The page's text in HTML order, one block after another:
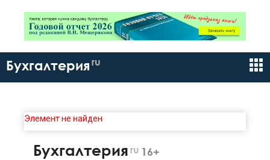
Бухгалтерия ru
Элемент не найден
Бухгалтерия ru 16+